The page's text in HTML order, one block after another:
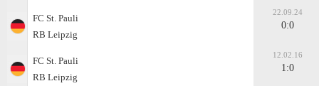
FC St. Pauli
RB Leipzig
22.09.24
0:0
FC St. Pauli
RB Leipzig
12.02.16
1:0